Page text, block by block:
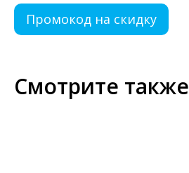
Промокод на скидку
Смотрите также